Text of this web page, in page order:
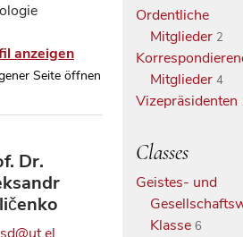
anzeigen
Seite öffnen
Dr.
Ordentliche
Mitglieder 2
Mitglieder 4
Vizepräsidenten
Classes
Geistes- und
Klasse 6